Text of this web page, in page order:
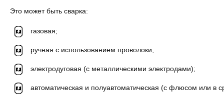
Это может быть сварка:
газовая;
ручная с использованием проволоки;
электродуговая (с металлическими электродами);
автоматическая и полуавтоматическая (с флюсом или в